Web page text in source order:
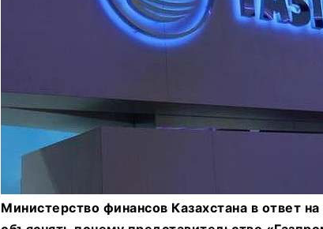
Министерство финансов Казахстана в ответ